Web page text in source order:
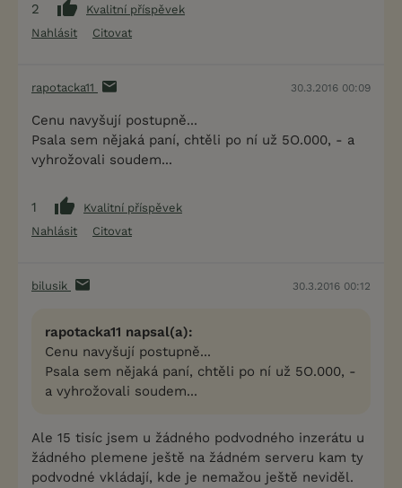
2
Kvalitní příspěvek
Nahlásit
Citovat
rapotacka11 30.3.2016 00:09
Cenu navyšují postupně...
Psala sem nějaká paní, chtěli po ní už 5O.000, - a
vyhrožovali soudem...
1
Kvalitní příspěvek
Nahlásit
Citovat
bilusik 30.3.2016 00:12
rapotacka11 napsal(a):
Cenu navyšují postupně...
Psala sem nějaká paní, chtěli po ní už 5O.000, -
a vyhrožovali soudem...
Ale 15 tisíc jsem u žádného podvodného inzerátu u
žádného plemene ještě na žádném serveru kam ty
podvodné vkládají, kde je nemažou ještě neviděl.